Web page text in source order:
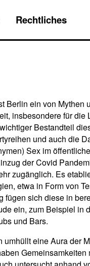
Rechtliches
Berlin ein von Mythen
insbesondere für die
Bestandteil
und auch die
Sex im
der Covid
zugänglich. Es
etwa in Form von
fügen sich diese in
ein, zum Beispiel in
und Bars.
umhüllt eine Aura der
Gemeinsamkeiten